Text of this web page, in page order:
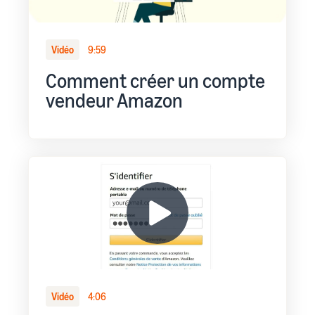
Vidéo 9:59
Comment créer un compte
vendeur Amazon
Vidéo 4:06